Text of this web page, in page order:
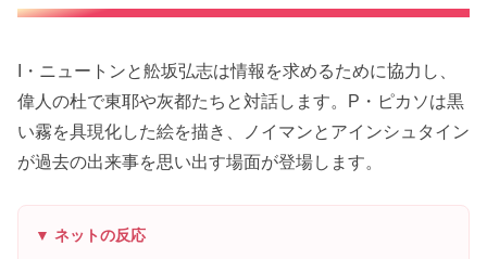
I・ニュートンと舩坂弘志は情報を求めるために協力し、
偉人の杜で東耶や灰都たちと対話します。P・ピカソは黒
い霧を具現化した絵を描き、ノイマンとアインシュタイン
が過去の出来事を思い出す場面が登場します。
▼ ネットの反応